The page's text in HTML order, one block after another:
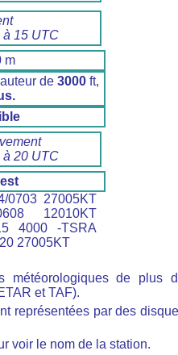
à 15 UTC
m
de 3000ft,
à 20 UTC
0703 27005KT
12010KT
4000 -TSRA
27005KT
météorologiques de plus
et TAF).
représentées par des
voir le nom de la station.